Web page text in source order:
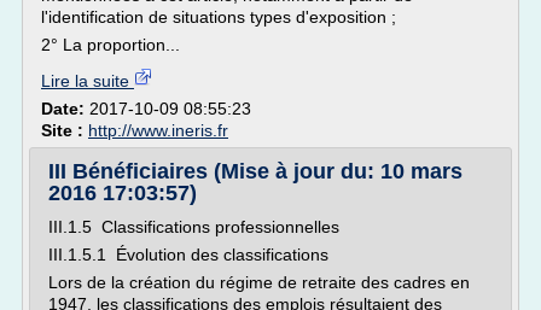
l'identification de situations types d'exposition ;
2° La proportion...
Lire la suite
Date: 2017-10-09 08:55:23
Site : http://www.ineris.fr
III Bénéficiaires (Mise à jour du: 10 mars
2016 17:03:57)
III.1.5 Classifications professionnelles
III.1.5.1 Évolution des classifications
Lors de la création du régime de retraite des cadres en
1947, les classifications des emplois résultaient des